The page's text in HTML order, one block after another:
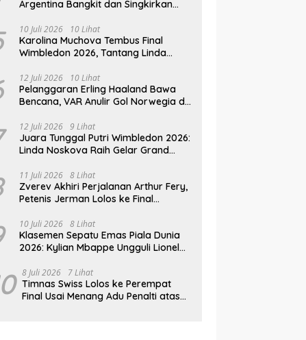
Argentina Bangkit dan Singkirkan
10 Juli 2026 10 Lihat
Karolina Muchova Tembus Final
Wimbledon 2026, Tantang Linda
12 Juli 2026 10 Lihat
Pelanggaran Erling Haaland Bawa
Bencana, VAR Anulir Gol Norwegia di
12 Juli 2026 9 Lihat
Juara Tunggal Putri Wimbledon 2026:
Linda Noskova Raih Gelar Grand
11 Juli 2026 8 Lihat
Zverev Akhiri Perjalanan Arthur Fery,
Petenis Jerman Lolos ke Final
10 Juli 2026 8 Lihat
Klasemen Sepatu Emas Piala Dunia
2026: Kylian Mbappe Ungguli Lionel
8 Juli 2026 7 Lihat
Timnas Swiss Lolos ke Perempat
Final Usai Menang Adu Penalti atas